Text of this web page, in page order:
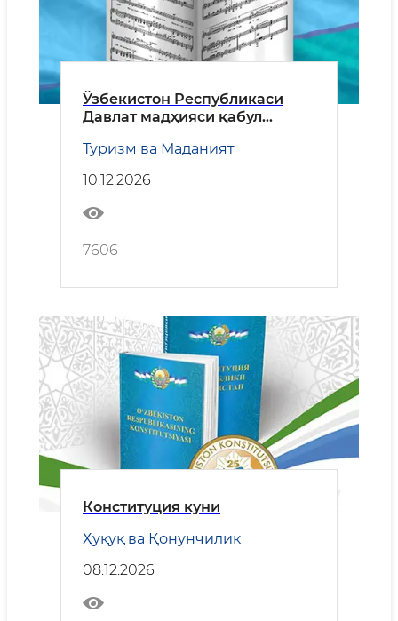
Ўзбекистон Республикаси
Давлат мадҳияси қабул
Туризм ва Маданият
10.12.2026
7606
Конституция куни
Ҳуқуқ ва Қонунчилик
08.12.2026